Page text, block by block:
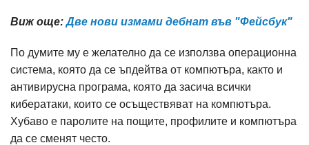
Виж още:Две нови измами дебнат във "Фейсбук"
По думите му е желателно да се използва операционна
система, която да се ъпдейтва от компютъра, както и
антивирусна програма, която да засича всички
кибератаки, които се осъществяват на компютъра.
Хубаво е паролите на пощите, профилите и компютъра
да се сменят често.